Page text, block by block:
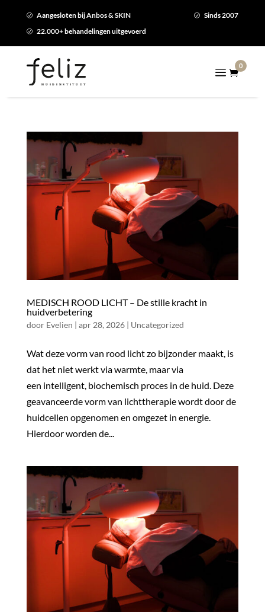
R Aangesloten bij Anbos & SKIN R Sinds 2007
R 22.000+ behandelingen uitgevoerd

0
MEDISCH ROOD LICHT – De stille kracht in
huidverbetering
door Evelien | apr 28, 2026| Uncategorized
Wat deze vorm van rood licht zo bijzonder maakt, is
dat het niet werkt via warmte, maar via
een intelligent, biochemisch proces in de huid. Deze
geavanceerde vorm van lichttherapie wordt door de
huidcellen opgenomen en omgezet in energie.
Hierdoor worden de...